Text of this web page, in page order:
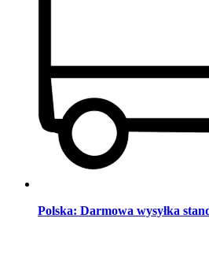
Polska: Darmowa wysyłka